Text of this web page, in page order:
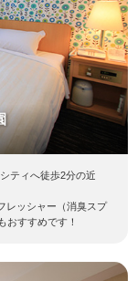
ティへ徒歩2分の近
ッシャー（消臭スプ
すすめです！